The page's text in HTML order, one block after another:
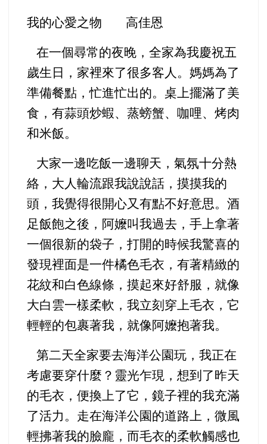
我的心愛之物 高佳恩
在一個尋常的夜晚，全家為我慶祝五
歲生日，家裡來了很多客人。媽媽為了
準備餐點，忙進忙出的。桌上擺滿了美
食，有蒜頭炒蝦、蒸螃蟹、咖哩、烤肉
和米飯。
大家一邊吃飯一邊聊天，氣氛十分熱
絡，大人輪流跟我說說話，摸摸我的
頭，我覺得很開心又有點不好意思。酒
足飯飽之後，阿嬤叫我過去，手上拿著
一個很新的袋子，打開的時候我驚喜的
發現裡面是一件橘色毛衣，有著精緻的
花紋和白色線條，摸起來好舒服，就像
大白雲一樣柔軟，我立刻穿上毛衣，它
輕輕的包裹著我，就像阿嬤抱著我。
第二天全家要去海洋公園玩，我正在
考慮要穿什麼？靈光乍現，想到了昨天
的毛衣，便換上了它，鏡子裡的我充滿
了活力。走在海洋公園的道路上，微風
輕拂著我的臉龐，而毛衣的柔軟觸感也